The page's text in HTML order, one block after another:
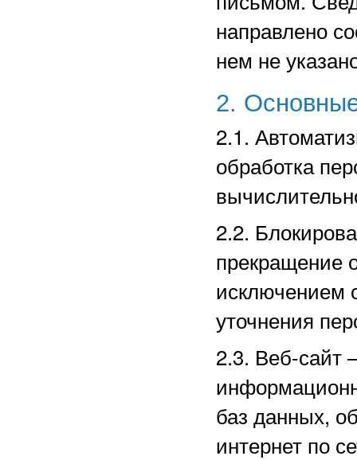
направлено
нем не
2.
2.1.
обработка
2.2.
прекращение
исключением
уточнения
2.3. Веб-сайт
баз данных,
интернет по